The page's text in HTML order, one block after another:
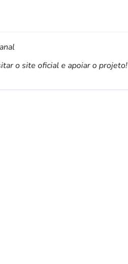
o site oficial e apoiar o projeto!